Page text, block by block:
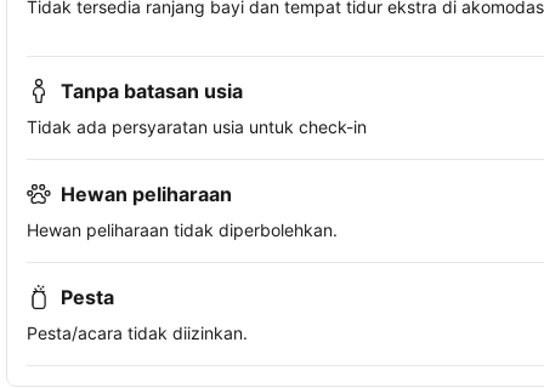
Tidak tersedia ranjang bayi dan tempat tidur ekstra di
Tanpa batasan usia
Tidak ada persyaratan usia untuk check-in
Hewan peliharaan
Hewan peliharaan tidak diperbolehkan.
Pesta
Pesta/acara tidak diizinkan.